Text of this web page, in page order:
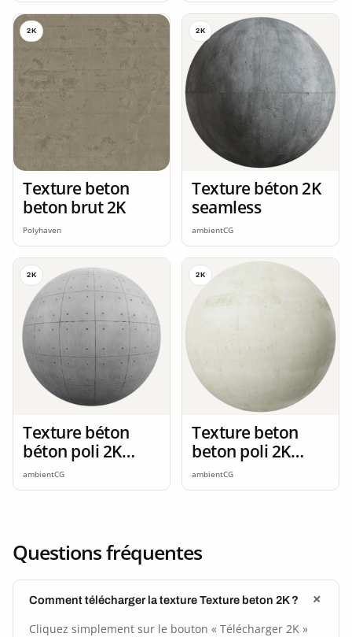
2K
Texture beton
beton brut 2K
Polyhaven
2K
Texture béton 2K
seamless
ambientCG
2K
Texture béton
béton poli 2K
seamless
ambientCG
2K
Texture beton
beton poli 2K
seamless
ambientCG
Questions fréquentes
Comment télécharger la texture Texture beton 2K ?
Cliquez simplement sur le bouton « Télécharger 2K »